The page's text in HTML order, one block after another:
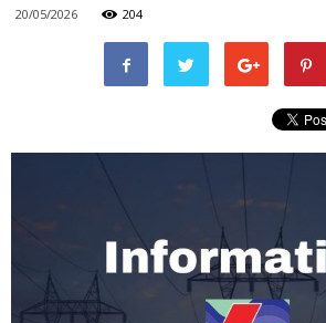
20/05/2026 204